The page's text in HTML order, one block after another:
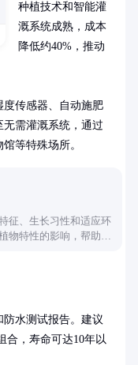
种植技术和智能灌
溉系统成熟，成本
降低约40%，推动
度传感器、自动施肥
需灌溉系统，通过
等特殊场所。
征、生长习性和适应环
物特性的影响，帮助读
水测试报告。建议
合，寿命可达10年以